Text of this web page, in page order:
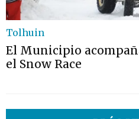
Tolhuin
El Municipio
el Snow Race